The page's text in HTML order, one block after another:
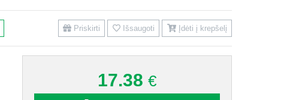
Priskirti Išsaugoti Įdėti į krepšelį
17.38 €